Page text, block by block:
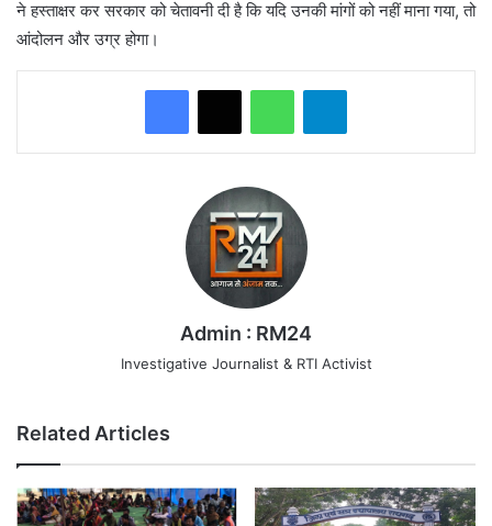
ने हस्ताक्षर कर सरकार को चेतावनी दी है कि यदि उनकी मांगों को नहीं माना गया, तो
आंदोलन और उग्र होगा।
WhatsAppTelegram
Admin : RM24
Investigative Journalist & RTI Activist
Related Articles